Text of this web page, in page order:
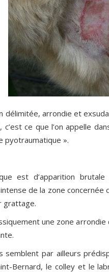
délimitée, arrondie et
c’est ce que l’on appelle
pyotraumatique ».
est d’apparition
de la zone
grattage.
une zone
semblent par ailleurs
Bernard, le colley et le